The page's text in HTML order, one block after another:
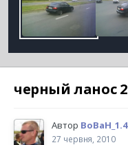
черный ланос 2
Автор BoBaH_1.4
27 червня, 2010